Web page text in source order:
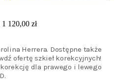
1 120,00 zł
Herrera. Dostępne także
ofertę szkieł korekcyjnych!
dla prawego i lewego